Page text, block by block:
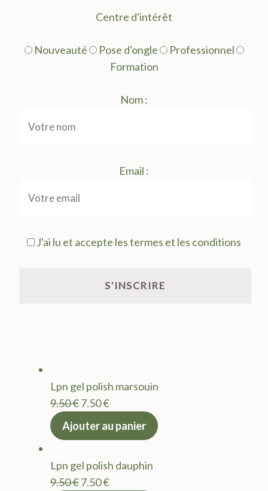
Centre d'intérêt
Nouveauté Pose d'ongle
Professionnel
Formation
Nom :
Email :
J'ai lu et accepte les termes et les conditions
Lpn gel polish marsouin
9.50€Le
prix
9.50 €.
7.50€Le
actuel
7.50 €.
Ajouter au panier
Lpn gel polish dauphin
9.50€Le
7.50€Le